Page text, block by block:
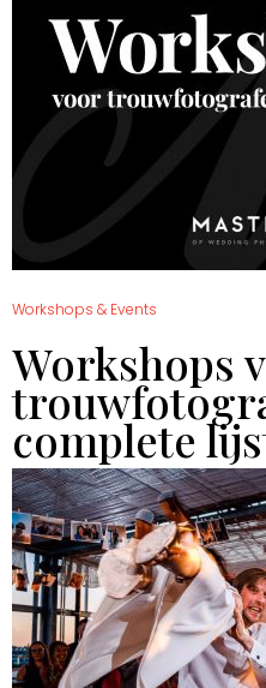
Workshops & Events
Workshops
complete